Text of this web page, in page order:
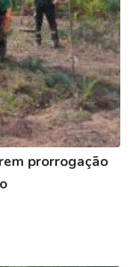
prorrogação